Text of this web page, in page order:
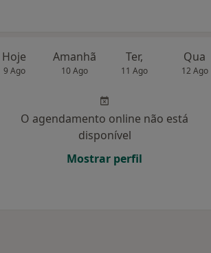
Hoje
9 Ago
Amanhã
10 Ago
Ter,
11 Ago
Qua
12 Ago
O agendamento online não está
disponível
Mostrar perfil